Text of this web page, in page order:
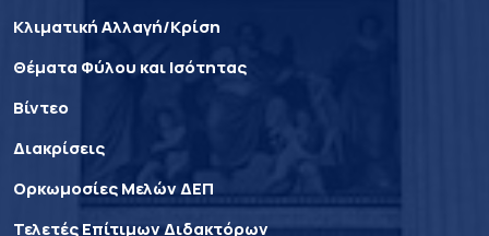
Κλιματική Αλλαγή/Κρίση
Θέματα Φύλου και Ισότητας
Βίντεο
Διακρίσεις
Ορκωμοσίες Μελών ΔΕΠ
Τελετές Επίτιμων Διδακτόρων